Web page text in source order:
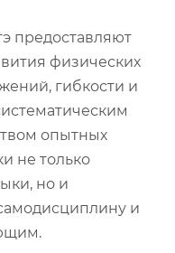
предоставляют
физических
гибкости и
опытных
не только
но и
и